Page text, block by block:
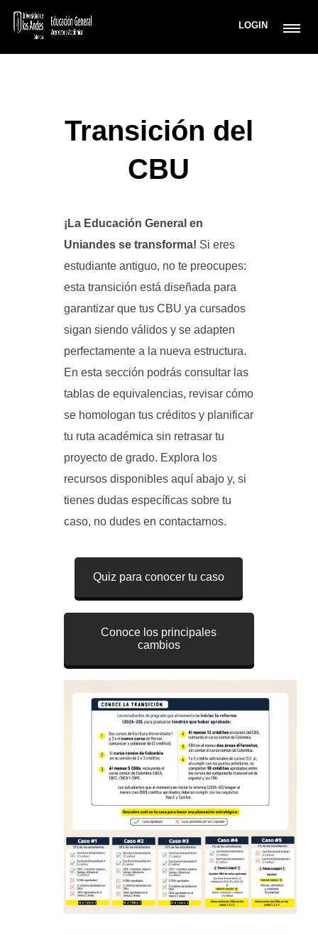
LOGIN
Transición del
CBU
¡La Educación General en
Uniandes se transforma! Si eres
estudiante antiguo, no te preocupes:
esta transición está diseñada para
garantizar que tus CBU ya cursados
sigan siendo válidos y se adapten
perfectamente a la nueva estructura.
En esta sección podrás consultar las
tablas de equivalencias, revisar cómo
se homologan tus créditos y planificar
tu ruta académica sin retrasar tu
proyecto de grado. Explora los
recursos disponibles aquí abajo y, si
tienes dudas específicas sobre tu
caso, no dudes en contactarnos.
Quiz para conocer tu caso
Conoce los principales
cambios